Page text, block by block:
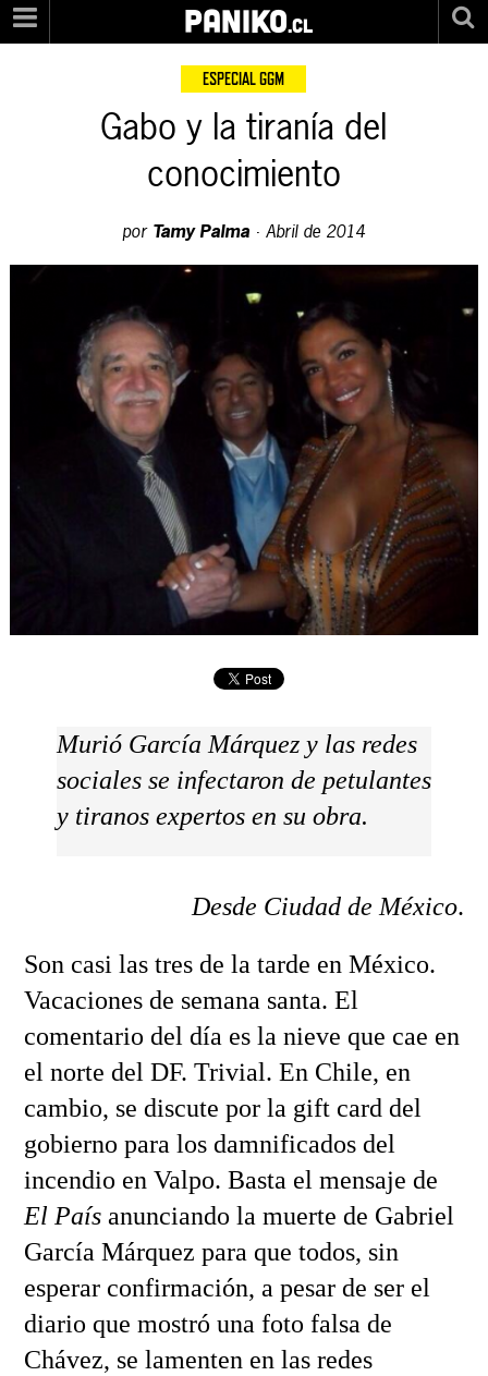
PANIKO.cl
ESPECIAL GGM
Gabo y la tiranía del
conocimiento
por Tamy Palma ·Abril de 2014
Murió García Márquez y las redes
sociales se infectaron de petulantes
y tiranos expertos en su obra.
Desde Ciudad de México.
Son casi las tres de la tarde en México.
Vacaciones de semana santa. El
comentario del día es la nieve que cae en
el norte del DF. Trivial. En Chile, en
cambio, se discute por la gift card del
gobierno para los damnificados del
incendio en Valpo. Basta el mensaje de
El Paísanunciando la muerte de Gabriel
García Márquez para que todos, sin
esperar confirmación, a pesar de ser el
diario que mostró una foto falsa de
Chávez, se lamenten en las redes